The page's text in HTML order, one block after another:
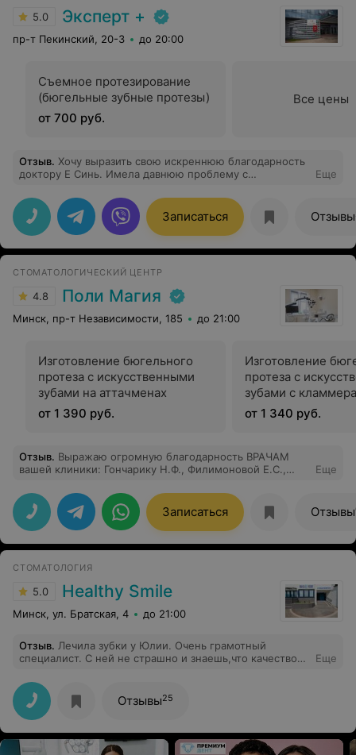
5.0 Эксперт +
пр-т Пекинский, 20-3 до 20:00
Съемное протезирование
(бюгельные зубные протезы)
от 700 руб.
Все цены
Отзыв. Хочу выразить свою искреннюю благодарность
доктору Е Синь. Имела давнюю проблему с
методы ее лечения, но не достигла желаемого
результата. И также был острый ахиллобурсит. После
первого приема (иглоукалывание и электропунктура) у
доктора Е Синь мне сразу стало же лучше (
уменьшился болевой синдром и увеличился объем
подходит к сбору анамнеза пациента, внимательный,
приятный в общении. Благодарю центр Эксперт+, что
благодаря международному сотрудничеству мы имеем
возможность обратиться к Магистру акупунктуры
(редкому специалисту высокого класса). Очень
Еще
Записаться Отзывы
СТОМАТОЛОГИЧЕСКИЙ ЦЕНТР
4.8 Поли Магия
Минск, пр-т Независимости, 185 до 21:00
Изготовление бюгельного
протеза с искусственными
зубами на аттачменах
от 1 390 руб.
Изготовление
протеза с
зубами с
от 1 340 руб.
Отзыв. Выражаю огромную благодарность ВРАЧАМ
вашей клиники: Гончарику Н.Ф., Филимоновой Е.С.,
внимательное отношение к пациентам. Благодаря
таким специалистам перестала бояться стоматологов.
Поздравляю весь коллектив Поли Магии с
новогодними праздниками, и желаю клиники -
процветания, а сотрудникам - здоровья и
Еще
Записаться Отзывы
СТОМАТОЛОГИЯ
5.0 Healthy Smile
Минск, ул. Братская, 4 до 21:00
Отзыв. Лечила зубки у Юлии. Очень грамотный
специалист. С ней не страшно и знаешь,что качество
непросто)
Еще
Отзывы25